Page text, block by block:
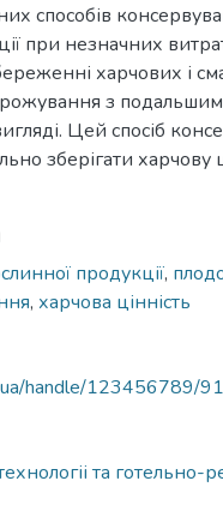
способів
при незначних
харчових і
з
Цей спосіб
зберігати харчову
продукції,
, харчова цінність
handle/123456789/
та готельно-